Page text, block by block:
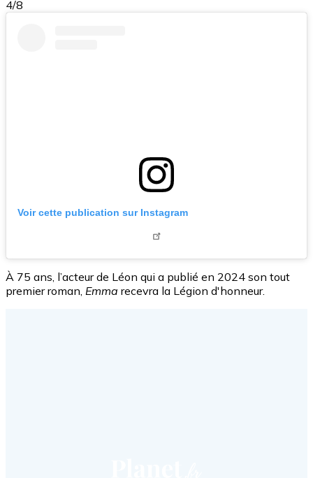
4/8
Voir cette publication sur Instagram
À 75 ans, l’acteur de Léon qui a publié en 2024 son tout
premier roman, Emma recevra la Légion d'honneur.